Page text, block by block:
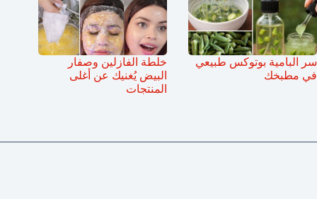
سر البامية بوتوكس طبيعي
في مطبخك
خلطة الفازلين وصفار
البيض يُغنيك عن أغلى
المنتجات